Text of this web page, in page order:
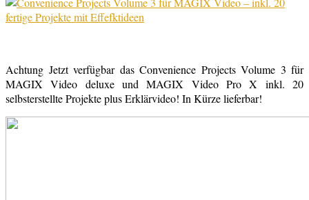
Achtung Jetzt verfügbar das Convenience Projects Volume 3 für
MAGIX Video deluxe und MAGIX Video Pro X inkl. 20
selbsterstellte Projekte plus Erklärvideo! In Kürze lieferbar!